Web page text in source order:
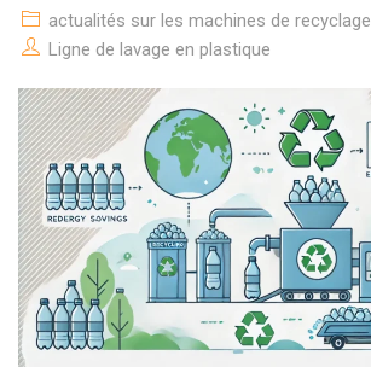
actualités sur les machines de recyclage
Ligne de lavage en plastique